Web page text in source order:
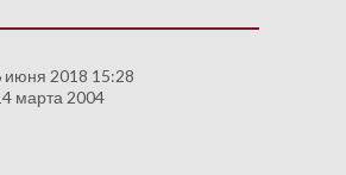
2018 15:28
марта 2004